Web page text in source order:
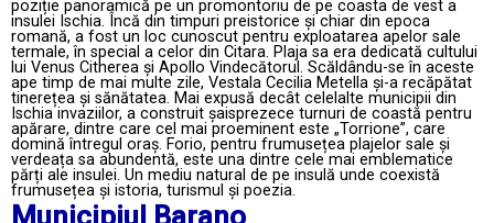
poziție panoramică pe un promontoriu de pe coasta de vest a
insulei Ischia. Încă din timpuri preistorice și chiar din epoca
romană, a fost un loc cunoscut pentru exploatarea apelor sale
termale, în special a celor din Citara. Plaja sa era dedicată cultului
lui Venus Citherea și Apollo Vindecătorul. Scăldându-se în aceste
ape timp de mai multe zile, Vestala Cecilia Metella și-a recăpătat
tinerețea și sănătatea. Mai expusă decât celelalte municipii din
Ischia invaziilor, a construit șaisprezece turnuri de coastă pentru
apărare, dintre care cel mai proeminent este „Torrione”, care
domină întregul oraș. Forio, pentru frumusețea plajelor sale și
verdeața sa abundentă, este una dintre cele mai emblematice
părți ale insulei. Un mediu natural de pe insulă unde coexistă
frumusețea și istoria, turismul și poezia.
Municipiul Barano